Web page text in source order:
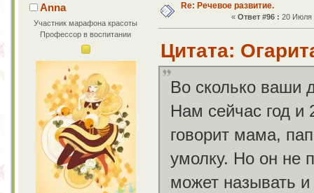
Anna
Участник марафона красоты
Профессор в воспитании
Re: Речевое развитие.
« Ответ #96 : 20 Июля
Цитата:
Во сколько ваши
Нам сейчас год и
говорит мама,
умолку. Но он не
может называть